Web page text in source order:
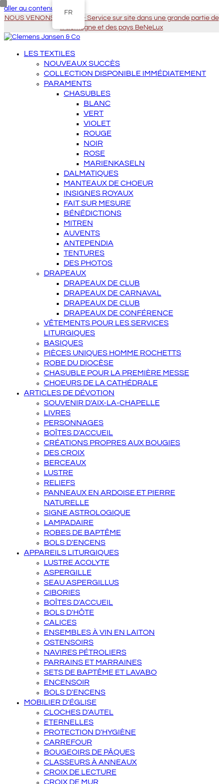
aller au contenu principal
NOUS VENONS À VOUS - Service sur site dans une grande partie de
l'Allemagne et des pays BeNeLux
LES TEXTILES
NOUVEAUX SUCCÈS
COLLECTION DISPONIBLE IMMÉDIATEMENT
PARAMENTS
CHASUBLES
BLANC
VERT
VIOLET
ROUGE
NOIR
ROSE
MARIENKASELN
DALMATIQUES
MANTEAUX DE CHOEUR
INSIGNES ROYAUX
FAIT SUR MESURE
BÉNÉDICTIONS
MITREN
AUVENTS
ANTEPENDIA
TENTURES
DES PHOTOS
DRAPEAUX
DRAPEAUX DE CLUB
DRAPEAUX DE CARNAVAL
DRAPEAUX DE CLUB
DRAPEAUX DE CONFÉRENCE
VÊTEMENTS POUR LES SERVICES
LITURGIQUES
BASIQUES
PIÈCES UNIQUES HOMME ROCHETTS
ROBE DU DIOCÈSE
CHASUBLE POUR LA PREMIÈRE MESSE
CHOEURS DE LA CATHÉDRALE
ARTICLES DE DÉVOTION
SOUVENIR D'AIX-LA-CHAPELLE
LIVRES
PERSONNAGES
BOÎTES D'ACCUEIL
CRÉATIONS PROPRES AUX BOUGIES
DES CROIX
BERCEAUX
LUSTRE
RELIEFS
PANNEAUX EN ARDOISE ET PIERRE
NATURELLE
SIGNE ASTROLOGIQUE
LAMPADAIRE
ROBES DE BAPTÊME
BOLS D'ENCENS
APPAREILS LITURGIQUES
LUSTRE ACOLYTE
ASPERGILLE
SEAU ASPERGILLUS
CIBORIES
BOÎTES D'ACCUEIL
BOLS D'HÔTE
CALICES
ENSEMBLES À VIN EN LAITON
OSTENSOIRS
NAVIRES PÉTROLIERS
PARRAINS ET MARRAINES
SETS DE BAPTÊME ET LAVABO
ENCENSOIR
BOLS D'ENCENS
MOBILIER D'ÉGLISE
CLOCHES D'AUTEL
ETERNELLES
PROTECTION D'HYGIÈNE
CARREFOUR
BOUGEOIRS DE PÂQUES
CLASSEURS À ANNEAUX
CROIX DE LECTURE
CROIX DE MUR
FR